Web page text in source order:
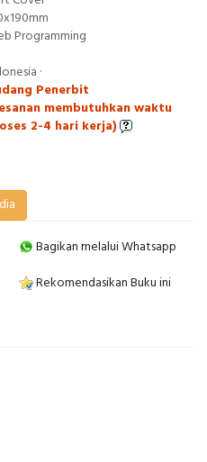
Programming
·
Penerbit
membutuhkan waktu
2-4 hari kerja)
Bagikan melalui Whatsapp
Rekomendasikan Buku ini